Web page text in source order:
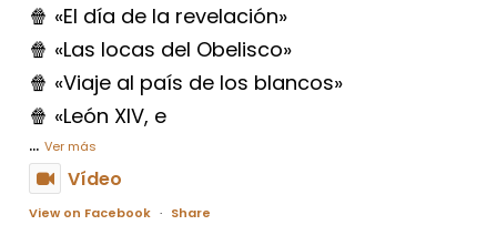
🍿 «El día de la revelación»
🍿 «Las locas del Obelisco»
🍿 «Viaje al país de los blancos»
🍿 «León XIV, e
... Ver más
Vídeo
View on Facebook · Share